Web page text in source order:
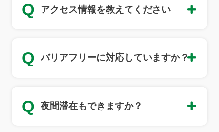
Q アクセス情報を教えてください
Q バリアフリーに対応していますか？
Q 夜間滞在もできますか？